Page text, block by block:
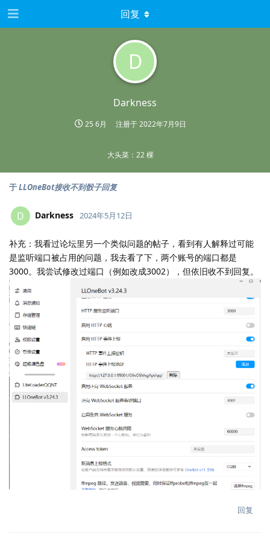
D
Darkness
25 6月 注册于2022年7月9日
大头菜：22 棵
回复
于LLOneBot接收不到骰子回复
D Darkness 2024年5月12日
补充：我看过论坛里另一个类似问题的帖子，看到有人解释过可能
是监听端口被占用的问题，我去看了下，两个账号的端口都是
3000。我尝试修改过端口（例如改成3002），但依旧收不到回复。
回复